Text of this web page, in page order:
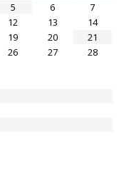
5 6
7
12 13
14
19 20
21
26 27
28